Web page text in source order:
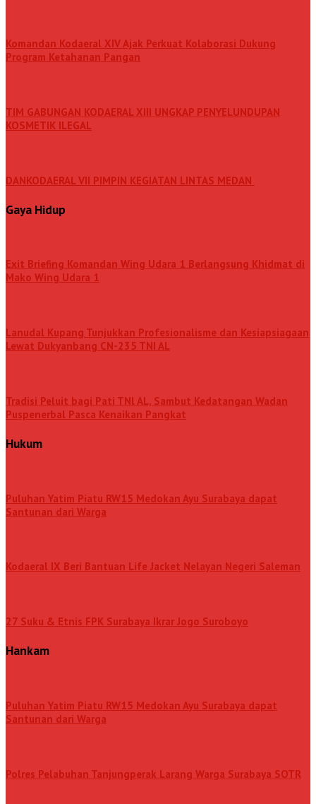
Komandan Kodaeral XIV Ajak Perkuat Kolaborasi Dukung
Program Ketahanan Pangan
TIM GABUNGAN KODAERAL XIII UNGKAP PENYELUNDUPAN
KOSMETIK ILEGAL
DANKODAERAL VII PIMPIN KEGIATAN LINTAS MEDAN
Gaya Hidup
Exit Briefing Komandan Wing Udara 1 Berlangsung Khidmat di
Mako Wing Udara 1
Lanudal Kupang Tunjukkan Profesionalisme dan Kesiapsiagaan
Lewat Dukyanbang CN-235 TNI AL
Tradisi Peluit bagi Pati TNl AL, Sambut Kedatangan Wadan
Puspenerbal Pasca Kenaikan Pangkat
Hukum
Puluhan Yatim Piatu RW15 Medokan Ayu Surabaya dapat
Santunan dari Warga
Kodaeral IX Beri Bantuan Life Jacket Nelayan Negeri Saleman
27 Suku & Etnis FPK Surabaya Ikrar Jogo Suroboyo
Hankam
Puluhan Yatim Piatu RW15 Medokan Ayu Surabaya dapat
Santunan dari Warga
Polres Pelabuhan Tanjungperak Larang Warga Surabaya SOTR